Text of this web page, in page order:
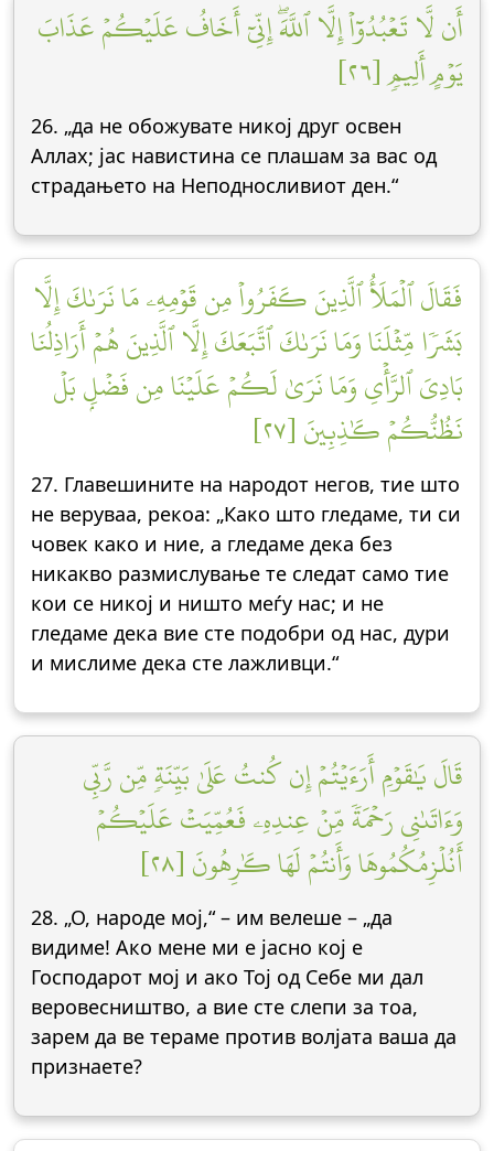
أَن لَّا تَعۡبُدُوٓاْ إِلَّا ٱللَّهَۖ إِنِّيٓ أَخَافُ عَلَيۡكُمۡ عَذَابَ
يَوۡمٍ أَلِيمٖ [٢٦]
26. „да не обожувате никој друг освен
Аллах; јас навистина се плашам за вас од
страдањето на Неподносливиот ден.“
فَقَالَ ٱلۡمَلَأُ ٱلَّذِينَ كَفَرُواْ مِن قَوۡمِهِۦ مَا نَرَىٰكَ إِلَّا
بَشَرٗا مِّثۡلَنَا وَمَا نَرَىٰكَ ٱتَّبَعَكَ إِلَّا ٱلَّذِينَ هُمۡ أَرَاذِلُنَا
بَادِيَ ٱلرَّأۡيِ وَمَا نَرَىٰ لَكُمۡ عَلَيۡنَا مِن فَضۡلِۭ بَلۡ
نَظُنُّكُمۡ كَٰذِبِينَ [٢٧]
27. Главешините на народот негов, тие што
не веруваа, рекоа: „Како што гледаме, ти си
човек како и ние, а гледаме дека без
никакво размислување те следат само тие
кои се никој и ништо меѓу нас; и не
гледаме дека вие сте подобри од нас, дури
и мислиме дека сте лажливци.“
قَالَ يَٰقَوۡمِ أَرَءَيۡتُمۡ إِن كُنتُ عَلَىٰ بَيِّنَةٖ مِّن رَّبِّي
وَءَاتَىٰنِي رَحۡمَةٗ مِّنۡ عِندِهِۦ فَعُمِّيَتۡ عَلَيۡكُمۡ
أَنُلۡزِمُكُمُوهَا وَأَنتُمۡ لَهَا كَٰرِهُونَ [٢٨]
28. „О, народе мој,“ – им велеше – „да
видиме! Ако мене ми е јасно кој е
Господарот мој и ако Тој од Себе ми дал
веровесништво, а вие сте слепи за тоа,
зарем да ве тераме против волјата ваша да
признаете?